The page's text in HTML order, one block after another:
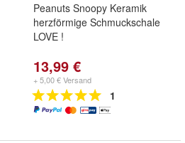
Peanuts Snoopy Keramik
herzförmige Schmuckschale
LOVE !
13,99 €
+ 5,00 € Versand
1